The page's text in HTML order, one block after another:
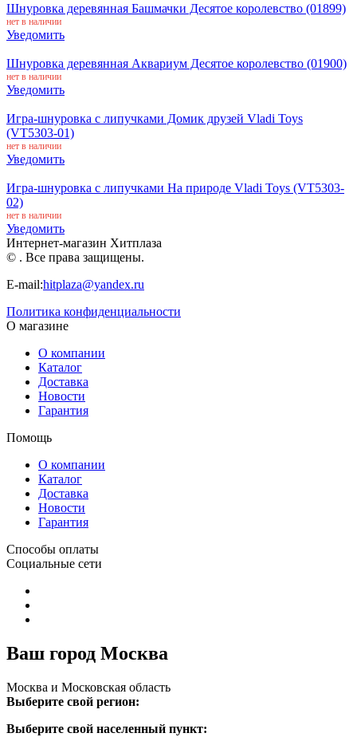
Шнуровка деревянная Башмачки Десятое королевство (01899)
нет в наличии
Уведомить
Шнуровка деревянная Аквариум Десятое королевство (01900)
нет в наличии
Уведомить
Игра-шнуровка с липучками Домик друзей Vladi Toys
(VT5303-01)
нет в наличии
Уведомить
Игра-шнуровка с липучками На природе Vladi Toys (VT5303-
02)
нет в наличии
Уведомить
Интернет-магазин Хитплаза
© . Все права защищены.
E-mail:hitplaza@yandex.ru
Политика конфиденциальности
О магазине
О компании
Каталог
Доставка
Новости
Гарантия
Помощь
О компании
Каталог
Доставка
Новости
Гарантия
Способы оплаты
Социальные сети
Ваш город Москва
Москва и Московская область
Выберите свой регион:
Выберите свой населенный пункт: